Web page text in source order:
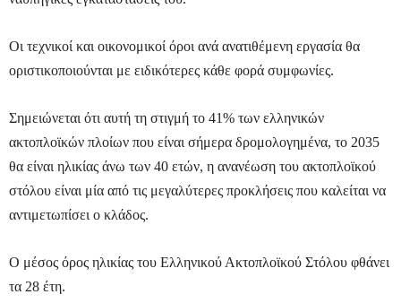
Οι τεχνικοί και οικονομικοί όροι ανά ανατιθέμενη εργασία θα
οριστικοποιούνται με ειδικότερες κάθε φορά συμφωνίες.
Σημειώνεται ότι αυτή τη στιγμή το 41% των ελληνικών
ακτοπλοϊκών πλοίων που είναι σήμερα δρομολογημένα, το 2035
θα είναι ηλικίας άνω των 40 ετών, η ανανέωση του ακτοπλοϊκού
στόλου είναι μία από τις μεγαλύτερες προκλήσεις που καλείται να
αντιμετωπίσει ο κλάδος.
Ο μέσος όρος ηλικίας του Ελληνικού Ακτοπλοϊκού Στόλου φθάνει
τα 28 έτη.